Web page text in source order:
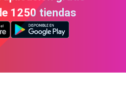
1250 tiendas